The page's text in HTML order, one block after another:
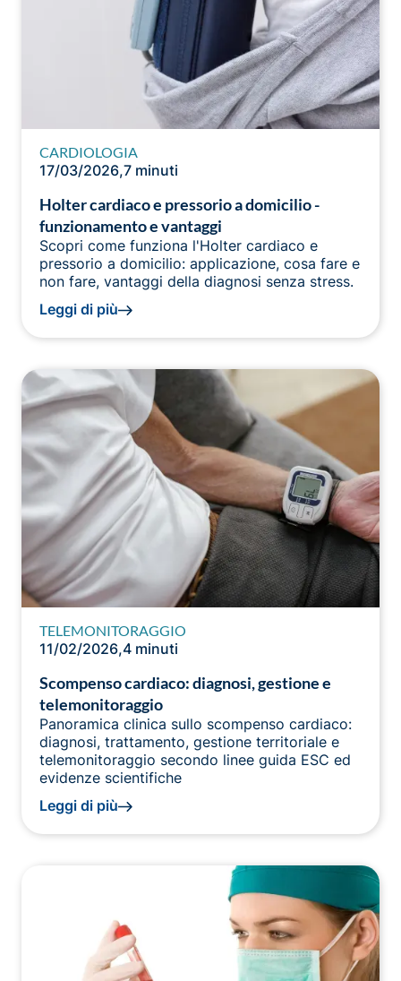
CARDIOLOGIA
17/03/2026,7 minuti
Holter cardiaco e pressorio a domicilio -
funzionamento e vantaggi
Scopri come funziona l'Holter cardiaco e
pressorio a domicilio: applicazione, cosa fare e
non fare, vantaggi della diagnosi senza stress.
Leggi di più
TELEMONITORAGGIO
11/02/2026,4 minuti
Scompenso cardiaco: diagnosi, gestione e
telemonitoraggio
Panoramica clinica sullo scompenso cardiaco:
diagnosi, trattamento, gestione territoriale e
telemonitoraggio secondo linee guida ESC ed
evidenze scientifiche
Leggi di più